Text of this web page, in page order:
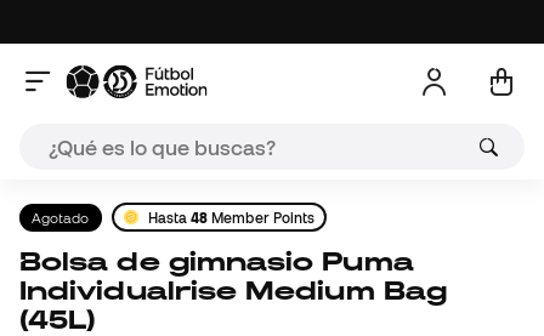
Agotado Hasta48 Member Points
Bolsa de gimnasio Puma
Individualrise Medium Bag
(45L)